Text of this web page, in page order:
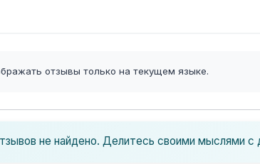
отзывы только на текущем языке.
не найдено. Делитесь своими мыслями с